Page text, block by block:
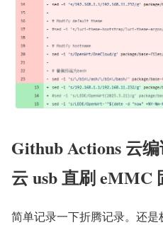
Github Actions 云
云 usb 直刷 eMMC
简单记录一下折腾记录。还